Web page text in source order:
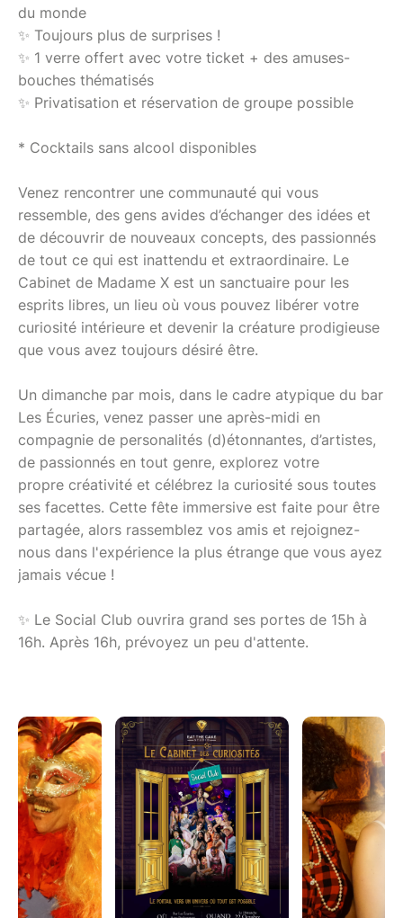
du monde
✨ Toujours plus de surprises !
✨ 1 verre offert avec votre ticket + des amuses-
bouches thématisés
✨ Privatisation et réservation de groupe possible
* Cocktails sans alcool disponibles
Venez rencontrer une communauté qui vous
ressemble, des gens avides d’échanger des idées et
de découvrir de nouveaux concepts, des passionnés
de tout ce qui est inattendu et extraordinaire. Le
Cabinet de Madame X est un sanctuaire pour les
esprits libres, un lieu où vous pouvez libérer votre
curiosité intérieure et devenir la créature prodigieuse
que vous avez toujours désiré être.
Un dimanche par mois, dans le cadre atypique du bar
Les Écuries, venez passer une après-midi en
compagnie de personalités (d)étonnantes, d’artistes,
de passionnés en tout genre, explorez votre
propre créativité et célébrez la curiosité sous toutes
ses facettes. Cette fête immersive est faite pour être
partagée, alors rassemblez vos amis et rejoignez-
nous dans l'expérience la plus étrange que vous ayez
jamais vécue !
✨ Le Social Club ouvrira grand ses portes de 15h à
16h. Après 16h, prévoyez un peu d'attente.